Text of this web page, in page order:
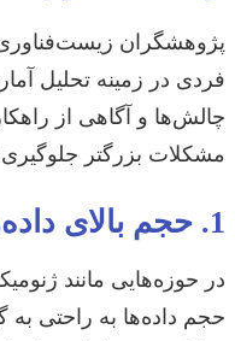
پژوهشگران
فردی در زمینه تحلیل
چالش‌ها و آگاهی از
مشکلات بزرگتر جلوگیری
1. حجم بالای داده‌ها (Big Data)
در حوزه‌هایی مانند
حجم داده‌ها به راحتی به